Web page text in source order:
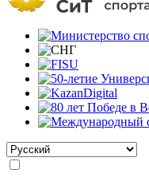
Select
your